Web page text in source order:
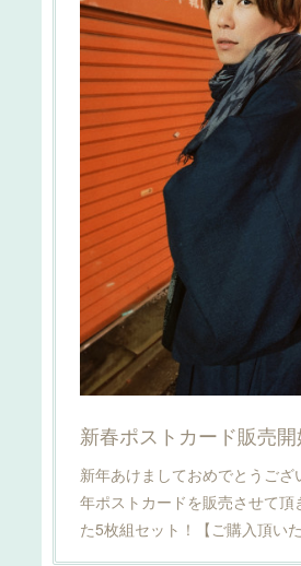
新春ポストカード販売開
新年あけましておめでとうご
年ポストカードを販売させて頂
た5枚組セット！【ご購入頂い